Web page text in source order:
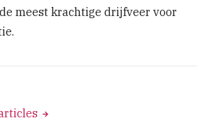
meest krachtige drijfveer voor